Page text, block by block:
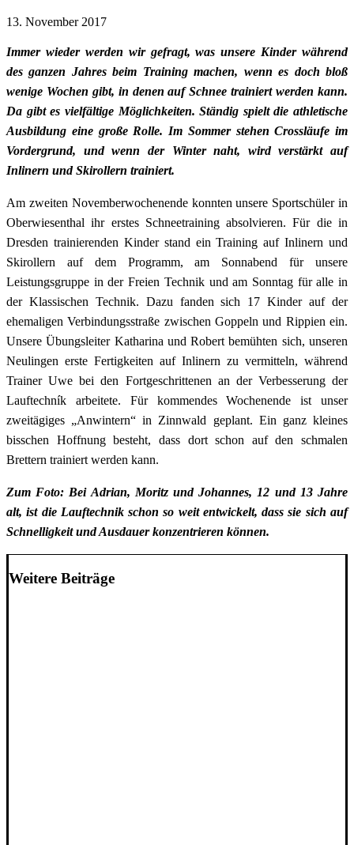
13. November 2017
Immer wieder werden wir gefragt, was unsere Kinder während
des ganzen Jahres beim Training machen, wenn es doch bloß
wenige Wochen gibt, in denen auf Schnee trainiert werden kann.
Da gibt es vielfältige Möglichkeiten. Ständig spielt die athletische
Ausbildung eine große Rolle. Im Sommer stehen Crossläufe im
Vordergrund, und wenn der Winter naht, wird verstärkt auf
Inlinern und Skirollern trainiert.
Am zweiten Novemberwochenende konnten unsere Sportschüler in
Oberwiesenthal ihr erstes Schneetraining absolvieren. Für die in
Dresden trainierenden Kinder stand ein Training auf Inlinern und
Skirollern auf dem Programm, am Sonnabend für unsere
Leistungsgruppe in der Freien Technik und am Sonntag für alle in
der Klassischen Technik. Dazu fanden sich 17 Kinder auf der
ehemaligen Verbindungsstraße zwischen Goppeln und Rippien ein.
Unsere Übungsleiter Katharina und Robert bemühten sich, unseren
Neulingen erste Fertigkeiten auf Inlinern zu vermitteln, während
Trainer Uwe bei den Fortgeschrittenen an der Verbesserung der
Lauftechník arbeitete. Für kommendes Wochenende ist unser
zweitägiges „Anwintern“ in Zinnwald geplant. Ein ganz kleines
bisschen Hoffnung besteht, dass dort schon auf den schmalen
Brettern trainiert werden kann.
Zum Foto: Bei Adrian, Moritz und Johannes, 12 und 13 Jahre
alt, ist die Lauftechnik schon so weit entwickelt, dass sie sich auf
Schnelligkeit und Ausdauer konzentrieren können.
Weitere Beiträge